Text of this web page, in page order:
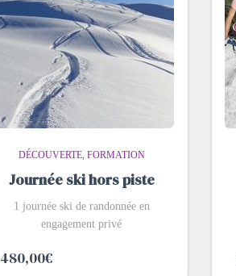
DÉCOUVERTE FORMATION
Journée ski hors piste
1 journée ski de randonnée en
engagement privé
480,00€